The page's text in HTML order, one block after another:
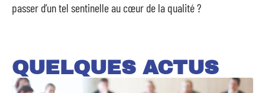
passer d’un tel sentinelle au cœur de la qualité ?
QUELQUES ACTUS